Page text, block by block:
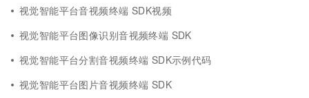
视觉智能平台音视频终端 SDK视频
视觉智能平台图像识别音视频终端 SDK
视觉智能平台分割音视频终端 SDK示例代码
视觉智能平台图片音视频终端 SDK